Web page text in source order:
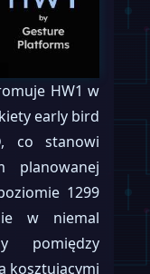
HW1 w
early bird
co stanowi
planowanej
1299
w niemal
pomiędzy
kosztującymi